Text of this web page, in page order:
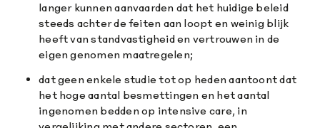
langer kunnen aanvaarden dat het huidige beleid
steeds achter de feiten aan loopt en weinig blijk
heeft van standvastigheid en vertrouwen in de
eigen genomen maatregelen;
dat geen enkele studie tot op heden aantoont dat
het hoge aantal besmettingen en het aantal
ingenomen bedden op intensive care, in